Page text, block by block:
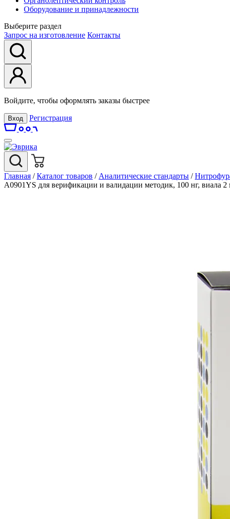
Оборудование и принадлежности
Выберите раздел
Запрос на изготовление Контакты
Войдите, чтобы оформлять заказы быстрее
Вход Регистрация
Главная / Каталог товаров / Аналитические стандарты /
A0901YS для верификации и валидации методик, 100 нг, виала